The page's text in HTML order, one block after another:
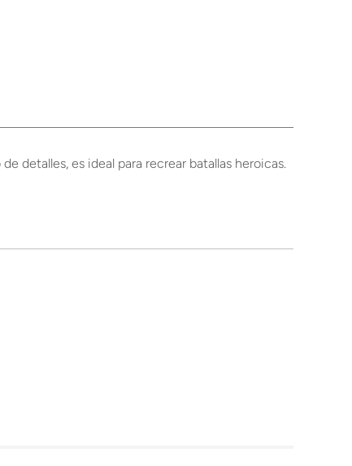
detalles, es ideal para recrear batallas heroicas.